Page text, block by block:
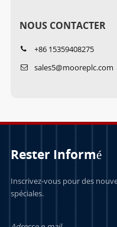
NOUS CONTACTER
+86 15359408275
sales5@mooreplc.com
Rester Informé
Inscrivez-vous pour des
spéciales.